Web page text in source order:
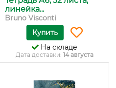
линейка...
Bruno Visconti
Купить
На складе
Дата доставки: 14 августа